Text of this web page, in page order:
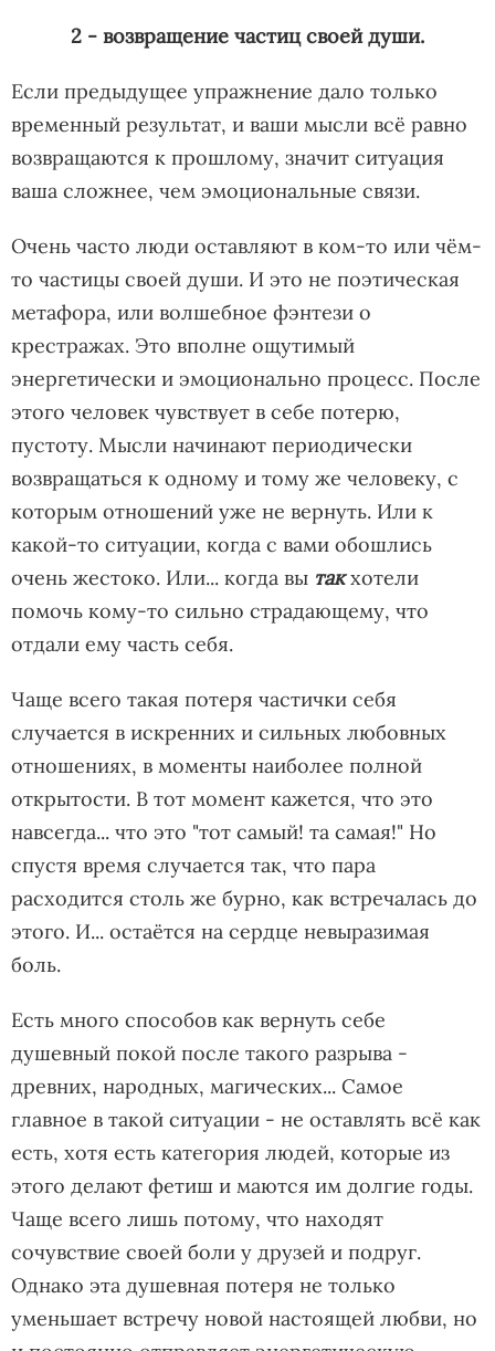
2 - возвращение частиц своей души.
Если предыдущее упражнение дало только
временный результат, и ваши мысли всё равно
возвращаются к прошлому, значит ситуация
ваша сложнее, чем эмоциональные связи.
Очень часто люди оставляют в ком-то или чём-
то частицы своей души. И это не поэтическая
метафора, или волшебное фэнтези о
крестражах. Это вполне ощутимый
энергетически и эмоционально процесс. После
этого человек чувствует в себе потерю,
пустоту. Мысли начинают периодически
возвращаться к одному и тому же человеку, с
которым отношений уже не вернуть. Или к
какой-то ситуации, когда с вами обошлись
очень жестоко. Или... когда вы такхотели
помочь кому-то сильно страдающему, что
отдали ему часть себя.
Чаще всего такая потеря частички себя
случается в искренних и сильных любовных
отношениях, в моменты наиболее полной
открытости. В тот момент кажется, что это
навсегда... что это "тот самый! та самая!" Но
спустя время случается так, что пара
расходится столь же бурно, как встречалась до
этого. И... остаётся на сердце невыразимая
боль.
Есть много способов как вернуть себе
душевный покой после такого разрыва -
древних, народных, магических... Самое
главное в такой ситуации - не оставлять всё как
есть, хотя есть категория людей, которые из
этого делают фетиш и маются им долгие годы.
Чаще всего лишь потому, что находят
сочувствие своей боли у друзей и подруг.
Однако эта душевная потеря не только
уменьшает встречу новой настоящей любви, но